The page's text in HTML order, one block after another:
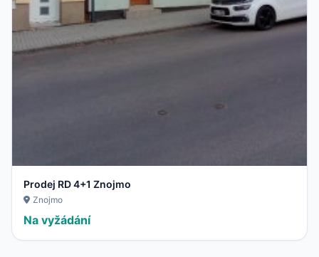
Prodej RD 4+1 Znojmo
Znojmo
Na vyžádání